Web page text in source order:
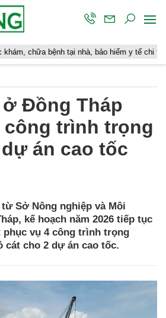
tại nhà, bảo hiểm y tế chi trả
ở Đồng Tháp
công trình trọng
án cao tốc
Sở Nông nghiệp và Môi
kế hoạch năm 2026 tiếp tục
phục vụ 4 công trình trọng
cát cho 2 dự án cao tốc.